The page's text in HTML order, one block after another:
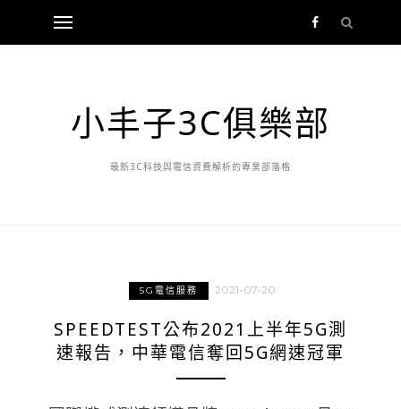
小丰子3C俱樂部
最新3C科技與電信資費解析的專業部落格
5G電信服務 2021-07-20
SPEEDTEST公布2021上半年5G測
速報告，中華電信奪回5G網速冠軍